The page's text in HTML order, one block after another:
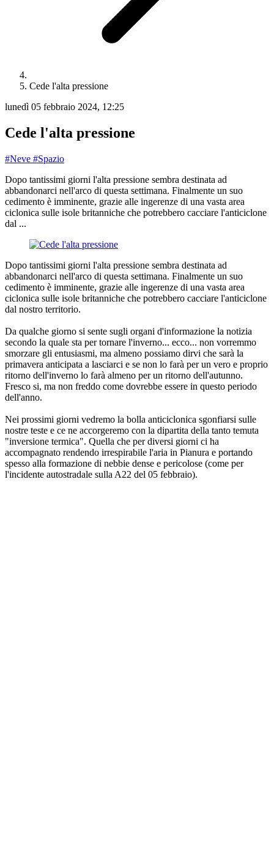
Cede l'alta pressione
lunedì 05 febbraio 2024, 12:25
Cede l'alta pressione
#Neve #Spazio
Dopo tantissimi giorni l'alta pressione sembra destinata ad
abbandonarci nell'arco di questa settimana. Finalmente un suo
cedimento è imminente, grazie alle ingerenze di una vasta area
ciclonica sulle isole britanniche che potrebbero cacciare l'anticiclone
dal ...
Dopo tantissimi giorni l'alta pressione sembra destinata ad
abbandonarci nell'arco di questa settimana. Finalmente un suo
cedimento è imminente, grazie alle ingerenze di una vasta area
ciclonica sulle isole britanniche che potrebbero cacciare l'anticiclone
dal nostro territorio.
Da qualche giorno si sente sugli organi d'informazione la notizia
secondo la quale sta per tornare l'inverno... ecco... non vorremmo
smorzare gli entusiasmi, ma almeno possiamo dirvi che sarà la
primavera anticipata a lasciarci e se non lo farà per un vero e proprio
ritorno dell'inverno lo farà almeno per un ritorno dell'autunno.
Fresco si, ma non freddo come dovrebbe essere in questo periodo
dell'anno.
Nei prossimi giorni vedremo la bolla anticiclonica sgonfiarsi sulle
nostre teste e ce ne accorgeremo con la dipartita della tanto temuta
"inversione termica". Quella che per diversi giorni ci ha
accompagnato rendendo irrespirabile l'aria in Pianura e portando
spesso alla formazione di nebbie dense e pericolose (come per
l'incidente autostradale sulla A22 del 05 febbraio).